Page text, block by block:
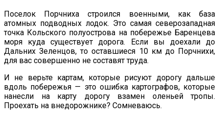
Поселок Порчниха строился военными, как база
атомных подводных лодок. Это самая северозападная
точка Кольского полуострова на побережье Баренцева
моря куда существует дорога. Если вы доехали до
Дальних Зеленцов, то оставшиеся 10 км до Порчнихи,
для вас совершенно не составят труда.
И не верьте картам, которые рисуют дорогу дальше
вдоль побережья — это ошибка картографов, которые
нанесли на карту дорогу взамен оленьей тропы.
Проехать на внедорожнике? Сомневаюсь.